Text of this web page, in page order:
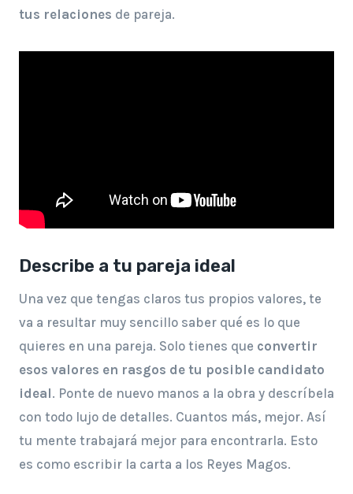
tus relaciones de pareja.
Describe a tu pareja ideal
Una vez que tengas claros tus propios valores, te
va a resultar muy sencillo saber qué es lo que
quieres en una pareja. Solo tienes que convertir
esos valores en rasgos de tu posible candidato
ideal. Ponte de nuevo manos a la obra y descríbela
con todo lujo de detalles. Cuantos más, mejor. Así
tu mente trabajará mejor para encontrarla. Esto
es como escribir la carta a los Reyes Magos.